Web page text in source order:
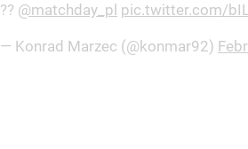
?? @matchday_pl pic.twitter.com/
— Konrad Marzec (@konmar92)